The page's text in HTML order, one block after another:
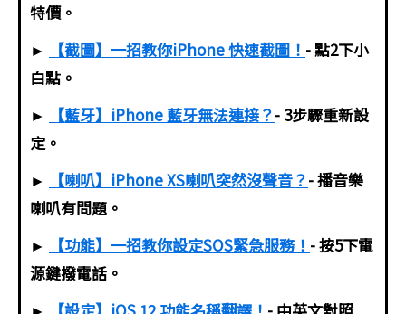
特價。
►
【截圖】一招教你iPhone 快速截圖！ - 點2下小
白點。
►
【藍牙】iPhone 藍牙無法連接？- 3步驟重新設
定。
►
【喇叭】iPhone XS喇叭突然沒聲音？- 播音樂
喇叭有問題。
►
【功能】一招教你設定SOS緊急服務！ - 按5下電
源鍵撥電話。